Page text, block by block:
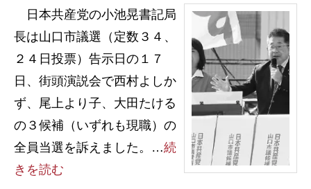
日本共産党の小池晃書記局
長は山口市議選（定数３４、
２４日投票）告示日の１７
日、街頭演説会で西村よしか
ず、尾上より子、大田たける
の３候補（いずれも現職）の
全員当選を訴えました。…続
きを読む